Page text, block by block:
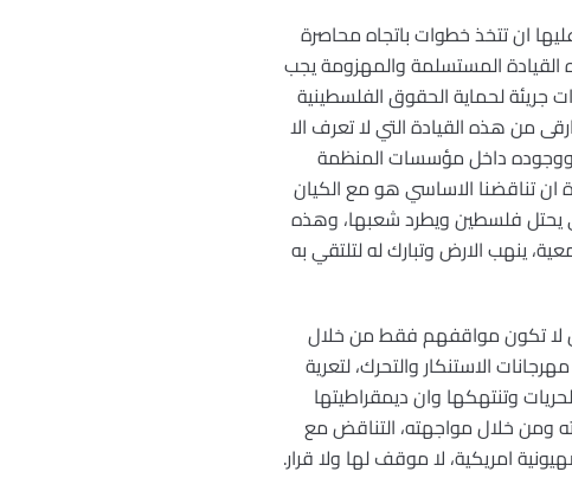
ان تتخذ خطوات باتجاه محاصرة
المستسلمة والمهزومة يجب
لحماية الحقوق الفلسطينية
من هذه القيادة التي لا تعرف الا
ووجوده داخل مؤسسات المنظمة
ان تناقضنا الاساسي هو مع الكيان
يحتل فلسطين ويطرد شعبها، وهذه
ينهب الارض وتبارك له لتلتقي به
لا تكون مواقفهم فقط من خلال
الاستنكار والتحرك، لتعرية
وتنتهكها وان ديمقراطيتها
ومن خلال مواجهته، التناقض مع
امريكية، لا موقف لها ولا قرار.